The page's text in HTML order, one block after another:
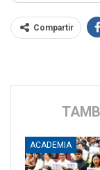
Compartir
ACADEMIA